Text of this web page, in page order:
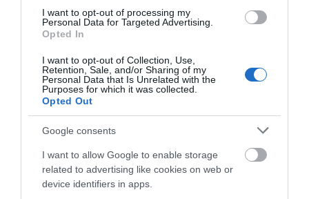
I want to opt-out of processing my
Personal Data for Targeted Advertising.
Opted In
I want to opt-out of Collection, Use,
Retention, Sale, and/or Sharing of my
Personal Data that Is Unrelated with the
Purposes for which it was collected.
Opted Out
Google consents
I want to allow Google to enable storage
related to advertising like cookies on web or
device identifiers in apps.
Αυτά τα σχολεία αναβαθμίζονται
Δείτε εικόνες
10.08.2026 | 11:40
Αύγουστος στην Εύβοια: Τι θα
χωριού
10.08.2026 | 11:20
Η Λίμνη Ευβοίας γίνεται σημείο
Μεγάλη φωτιά στον
Κουβαρά Αττικής:
Ήχησε το 112, καίει
ανασύρθηκε χωρίς τις
αισθήσεις του από τη